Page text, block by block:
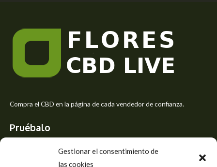
Gestionar el consentimiento de
las cookies
s
e
Compra el CBD en la página de cada vendedor de confianza.
Pruébalo
Siente el mejor aroma de las flores CBD y usa los beneficios del